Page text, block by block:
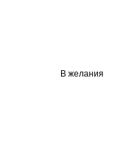
В желания